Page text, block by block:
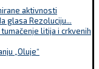
aktivnosti
glasa Rezoluciju...
litija i crkvenih
„Oluje“